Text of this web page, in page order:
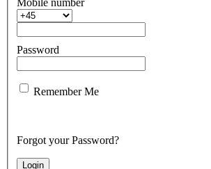
Mobile number
Password
Remember Me
Forgot your Password?